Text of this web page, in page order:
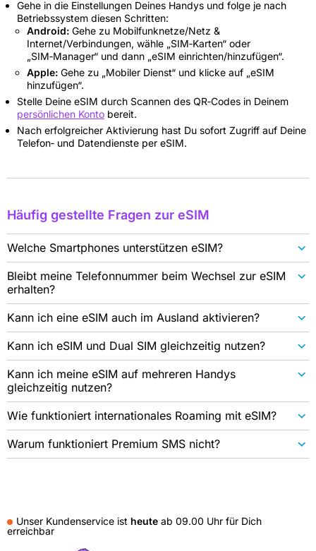
Gehe in die Einstellungen Deines Handys und folge je nach
Betriebssystem diesen Schritten:
Android: Gehe zu Mobilfunknetze/Netz &
Internet/Verbindungen, wähle „SIM‑Karten“ oder
„SIM‑Manager“ und dann „eSIM einrichten/hinzufügen“.
Apple: Gehe zu „Mobiler Dienst“ und klicke auf „eSIM
hinzufügen“.
Stelle Deine eSIM durch Scannen des QR‑Codes in Deinem
persönlichen Konto bereit.
Nach erfolgreicher Aktivierung hast Du sofort Zugriff auf Deine
Telefon‑ und Datendienste per eSIM.
Häufig gestellte Fragen zur eSIM
Welche Smartphones unterstützen eSIM?
Bleibt meine Telefonnummer beim Wechsel zur eSIM
erhalten?
Kann ich eine eSIM auch im Ausland aktivieren?
Kann ich eSIM und Dual SIM gleichzeitig nutzen?
Kann ich meine eSIM auf mehreren Handys
gleichzeitig nutzen?
Wie funktioniert internationales Roaming mit eSIM?
Warum funktioniert Premium SMS nicht?
Unser Kundenservice ist heute ab 09.00 Uhr für Dich
erreichbar